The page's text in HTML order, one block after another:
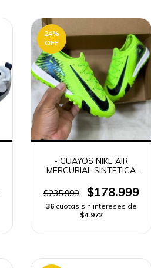
24%
OFF
- GUAYOS NIKE AIR
MERCURIAL SINTETICA
$235.999
$178.999
36 cuotas sin intereses de
$4.972